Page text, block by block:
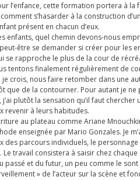
l’enfance, cette formation portera à la
s’hasarder à la construction
présent en chacun d’eux.
enfants, quel chemin devons-nous
être se demander si créer pour les
se rapproche le plus de la cour de
tentons finalement régulièrement de
crois, nous faire retomber dans une
de la contourner. Pour autant je ne
plutôt la sensation qu’il faut
revenir à leurs habitudes.
au plateau comme Ariane
enseignée par Mario Gonzales. Je
des parcours individuels, le
travail consistera à saisir chez
et du futur, un peu comme le sont
» de l’acteur sur la scène et